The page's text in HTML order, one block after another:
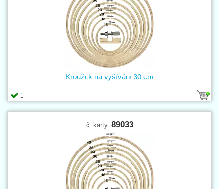
1
Kroužek na vyšívání 30 cm
č. karty: 89033